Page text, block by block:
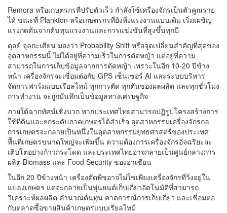
Remora หรือเกษตรกรที่ปรับตัวเร็ว กำลังใช้เครื่องจักรเป็นตัวคูณราย
ได้ ขณะที่ Plankton หรือเกษตรกรที่ยังพึ่งแรงงานแบบเดิม เริ่มเผชิญ
แรงกดดันจากต้นทุนแรงงานและการแข่งขันที่สูงขึ้นทุกปี
ดุลย์ จุลกะเศียน มองว่า Probability Shift หรือจุดเปลี่ยนสำคัญที่สุดของ
อุตสาหกรรมนี้ ไม่ได้อยู่ที่ความเร็วในการตัดหญ้า แต่อยู่ที่ความ
สามารถในการเก็บข้อมูลจากการตัดหญ้า เพราะในอีก 10-20 ปีข้าง
หน้า เครื่องจักรจะเชื่อมต่อกับ GPS เซ็นเซอร์ AI และระบบบริหาร
จัดการฟาร์มแบบเรียลไทม์ ทุกการตัด ทุกตันของผลผลิต และทุกชั่วโมง
การทำงาน จะถูกบันทึกเป็นข้อมูลทางเศรษฐกิจ
ภายใต้ฉากทัศน์เชิงบวก หากประเทศไทยสามารถปฏิรูปโครงสร้างการ
ใช้ที่ดินและยกระดับภาคเกษตรได้สำเร็จ อุตสาหกรรมเครื่องจักรกล
การเกษตรจะกลายเป็นหนึ่งในอุตสาหกรรมยุทธศาสตร์ของประเทศ
พื้นที่เกษตรขนาดใหญ่จะเพิ่มขึ้น ความต้องการเครื่องจักรอัจฉริยะจะ
เติบโตอย่างก้าวกระโดด และประเทศไทยอาจกลายเป็นศูนย์กลางการ
ผลิต Biomass และ Food Security ของอาเซียน
ในอีก 20 ปีข้างหน้า เครื่องตัดพืชอาจไม่ใช่เพียงเครื่องจักรที่วิ่งอยู่ใน
แปลงเกษตร แต่จะกลายเป็นหุ่นยนต์เก็บเกี่ยวอัตโนมัติที่สามารถ
วิเคราะห์ผลผลิต คำนวณต้นทุน คาดการณ์การเก็บเกี่ยว และเชื่อมต่อ
กับตลาดซื้อขายสินค้าเกษตรแบบเรียลไทม์